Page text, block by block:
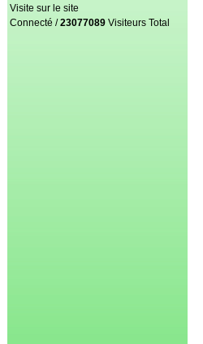
Visite sur le site
Connecté /23077089Visiteurs Total